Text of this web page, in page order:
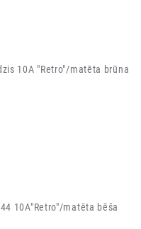
10A "Retro"/matēta brūna
10A"Retro"/matēta bēša